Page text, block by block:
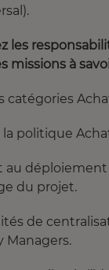
les
missions à
catégories
politique
déploiement
du projet.
de
Managers.